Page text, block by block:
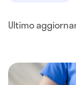
Ultimo